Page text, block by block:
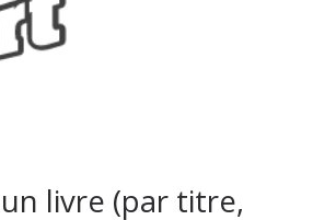
livre (par titre,